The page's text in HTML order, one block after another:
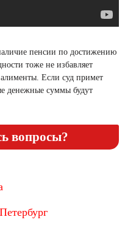
пенсии по достижению
тоже не избавляет
алименты. Если суд примет
денежные суммы будут
вопросы?